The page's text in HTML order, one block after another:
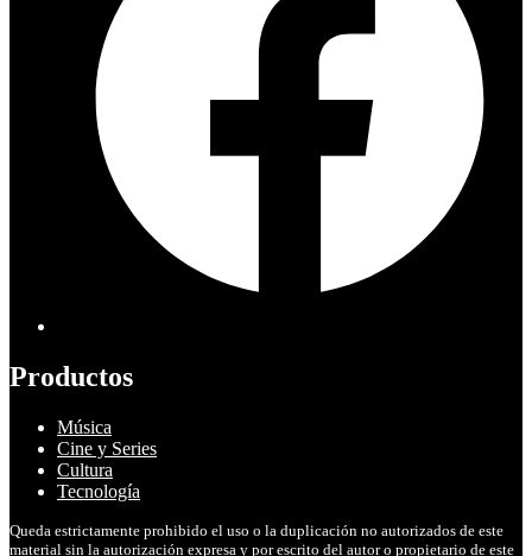
Productos
Música
Cine y Series
Cultura
Tecnología
Queda estrictamente prohibido el uso o la duplicación no autorizados de este
material sin la autorización expresa y por escrito del autor o propietario de este